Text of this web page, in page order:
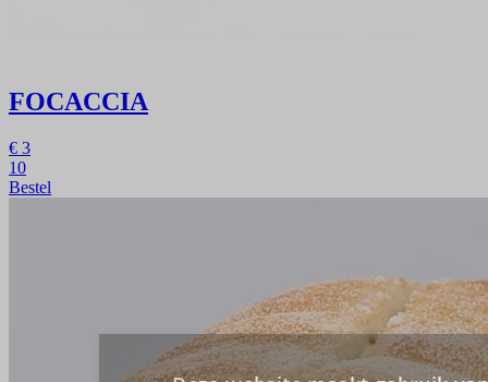
FOCACCIA
€ 3
10
Bestel